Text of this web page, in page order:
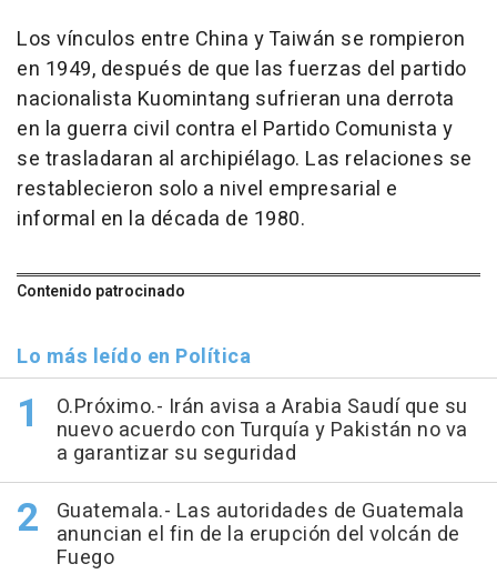
Los vínculos entre China y Taiwán se rompieron
en 1949, después de que las fuerzas del partido
nacionalista Kuomintang sufrieran una derrota
en la guerra civil contra el Partido Comunista y
se trasladaran al archipiélago. Las relaciones se
restablecieron solo a nivel empresarial e
informal en la década de 1980.
Contenido patrocinado
Lo más leído en Política
O.Próximo.- Irán avisa a Arabia Saudí que su
nuevo acuerdo con Turquía y Pakistán no va
a garantizar su seguridad
Guatemala.- Las autoridades de Guatemala
anuncian el fin de la erupción del volcán de
Fuego